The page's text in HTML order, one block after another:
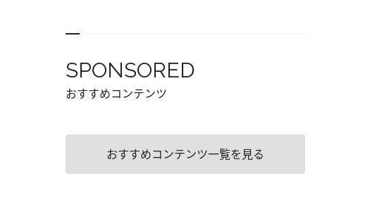
SPONSORED
おすすめコンテンツ
おすすめコンテンツ一覧を見る